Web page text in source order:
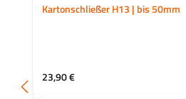
Kartonschließer H13 | bis 50mm
Regulärer Preis:
23,90 €